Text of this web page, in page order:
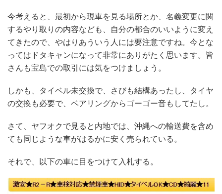
今考えると、最初から現車を見る場所とか、名義変更に関
するやり取りの内容なども、自分の都合のいいように変え
てきたので、やはりあういう人には要注意ですね。今とな
ってはドタキャンになって非常にありがたく思います。皆
さんも宝島での取引には気をつけましょう。
しかも、タイベル未交換で、さびも結構あったし、タイヤ
の交換も必要で、ベアリングからゴーゴー音もしてたし。
さて、ヤフオクで見ると内地では、沖縄への輸送費を含め
ても同じような車がはるかに安く売られている。
それで、以下の車に目をつけて入札する。